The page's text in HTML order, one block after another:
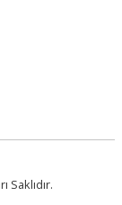
Saklıdır.